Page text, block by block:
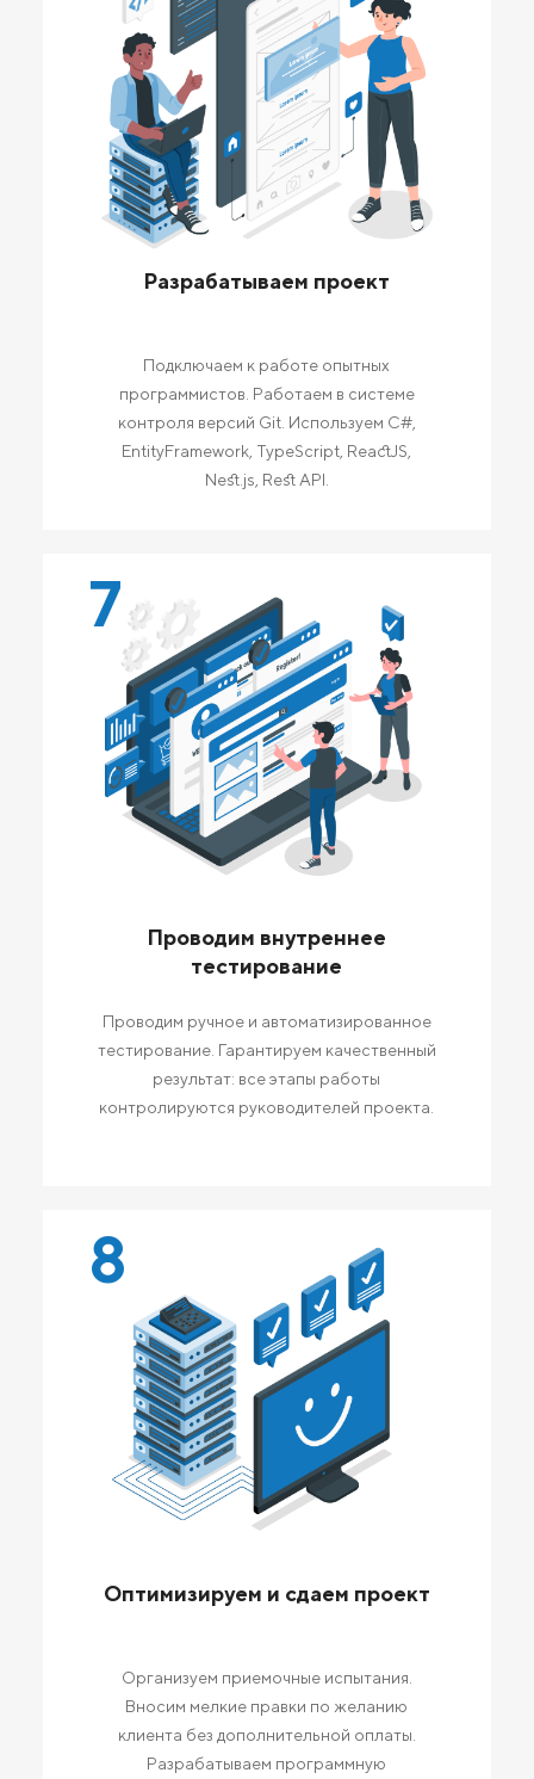
Разрабатываем проект
Подключаем к работе опытных
программистов. Работаем в системе
контроля версий Git. Используем C#,
EntityFramework, TypeScript, ReactJS,
Nest.js, Rest API.
7
Проводим внутреннее
тестирование
Проводим ручное и автоматизированное
тестирование. Гарантируем качественный
результат: все этапы работы
контролируются руководителей проекта.
8
Оптимизируем и сдаем проект
Организуем приемочные испытания.
Вносим мелкие правки по желанию
клиента без дополнительной оплаты.
Разрабатываем программную